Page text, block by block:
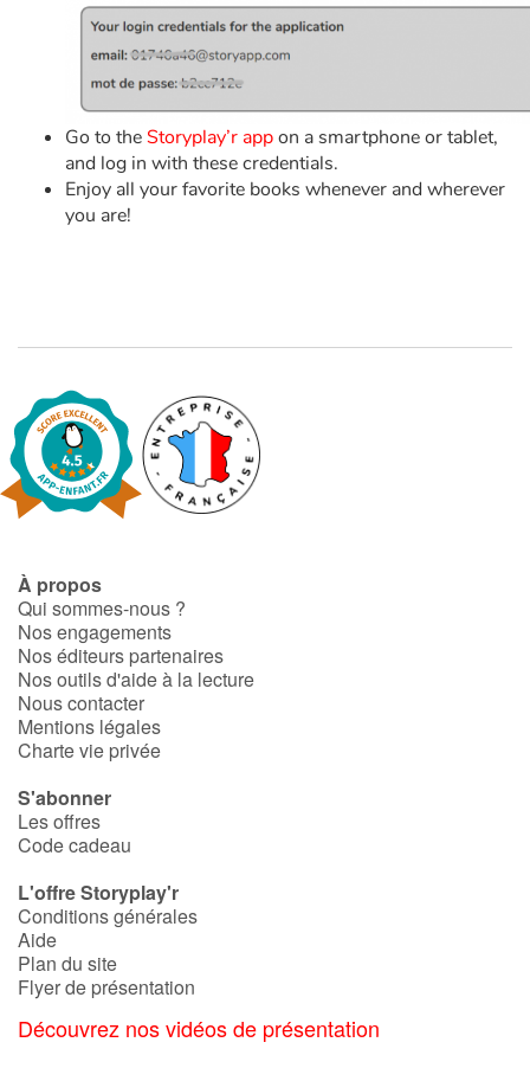
Quotidien et loisirs
Fêtes et évènements
Amour et amitié
Catalogue anglais
Aide
Accueil
Famille
Médiathèques
Vidéos & Tutoriaux
Blog
Actualités
Go to theStoryplay’r appon a smartphone or tablet,
and log in with these credentials.
Enjoy all your favorite books whenever and wherever
you are!
À propos
Qui sommes-nous ?
Nos engagements
Nos éditeurs partenaires
Nos outils d'aide à la lecture
Nous contacter
Mentions légales
Charte vie privée
S'abonner
Les offres
Code cadeau
L'offre Storyplay'r
Conditions générales
Aide
Plan du site
Flyer de présentation
Découvrez nos vidéos de présentation